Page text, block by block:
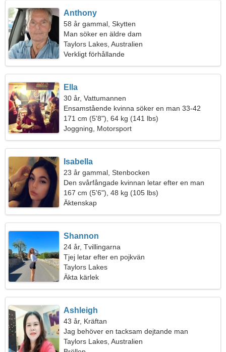
Anthony
58 år gammal, Skytten
Man söker en äldre dam
Taylors Lakes, Australien
Verkligt förhållande
Ella
30 år, Vattumannen
Ensamstående kvinna söker en man 33-42
171 cm (5'8"), 64 kg (141 lbs)
Joggning, Motorsport
Isabella
23 år gammal, Stenbocken
Den svårfångade kvinnan letar efter en man
167 cm (5'6"), 48 kg (105 lbs)
Äktenskap
Shannon
24 år, Tvillingarna
Tjej letar efter en pojkvän
Taylors Lakes
Äkta kärlek
Ashleigh
43 år, Kräftan
Jag behöver en tacksam dejtande man
Taylors Lakes, Australien